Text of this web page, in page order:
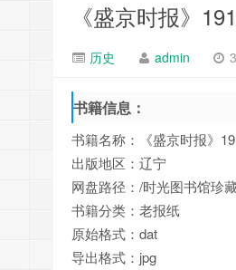
《盛京时报》
历史 admin
书籍信息：
书籍名称：《盛京时报》
出版地区：辽宁
网盘路径：/时光图书馆珍
书籍分类：老报纸
原始格式：dat
导出格式：jpg